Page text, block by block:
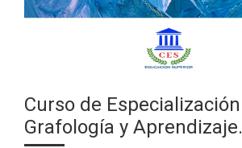
Curso de
Grafología y Aprendizaje.